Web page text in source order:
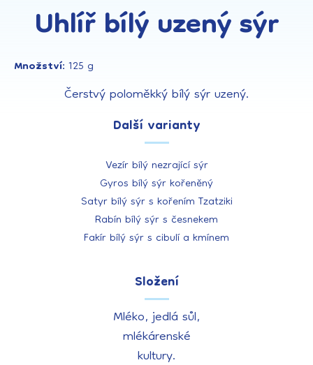
Uhlíř bílý uzený sýr
Množství:125 g
Čerstvý poloměkký bílý sýruzený.
Další varianty
Vezír bílý nezrající sýr
Gyros bílý sýr kořeněný
Satyr bílý sýr s kořením Tzatziki
Rabín bílý sýr s česnekem
Fakír bílý sýr s cibulí a kmínem
Složení
Mléko, jedlá sůl,
mlékárenské
kultury.